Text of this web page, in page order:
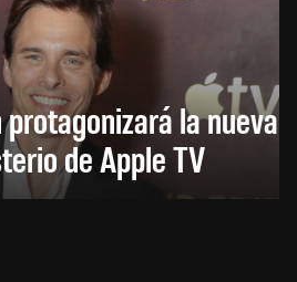
la nueva
de Apple TV